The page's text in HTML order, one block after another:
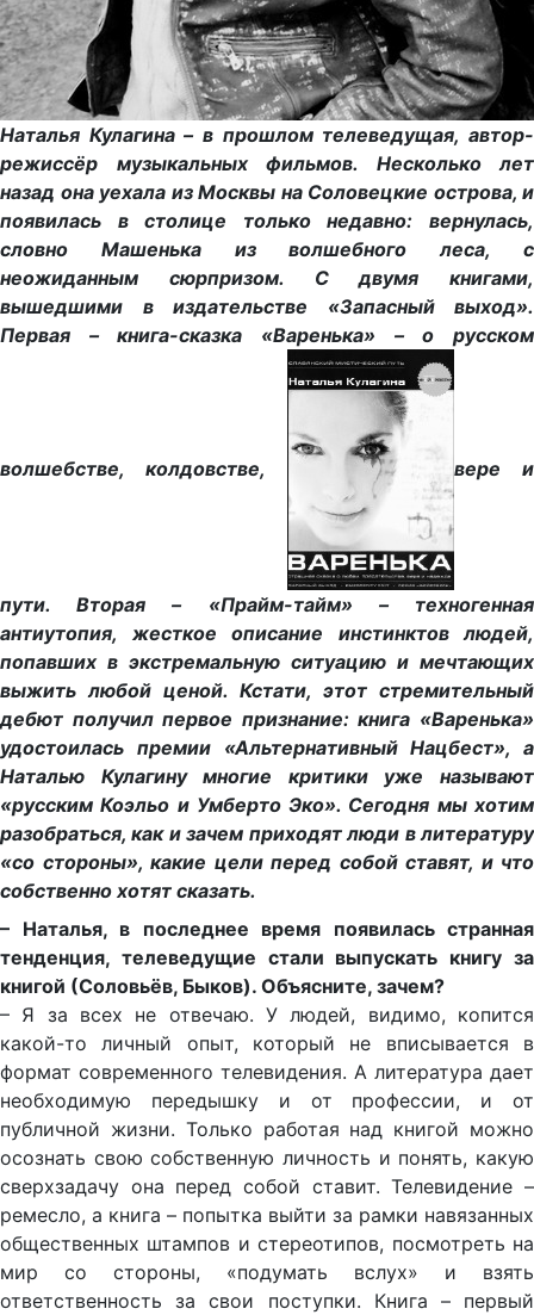
Наталья Кулагина – в прошлом телеведущая, автор-
режиссёр музыкальных фильмов. Несколько лет
назад она уехала из Москвы на Соловецкие острова, и
появилась в столице только недавно: вернулась,
словно Машенька из волшебного леса, с
неожиданным сюрпризом. С двумя книгами,
вышедшими в издательстве «Запасный выход».
Первая – книга-сказка «Варенька» – о русском
волшебстве, колдовстве, вере и
пути. Вторая – «Прайм-тайм» – техногенная
антиутопия, жесткое описание инстинктов людей,
попавших в экстремальную ситуацию и мечтающих
выжить любой ценой. Кстати, этот стремительный
дебют получил первое признание: книга «Варенька»
удостоилась премии «Альтернативный Нацбест», а
Наталью Кулагину многие критики уже называют
«русским Коэльо и Умберто Эко». Сегодня мы хотим
разобраться, как и зачем приходят люди в литературу
«со стороны», какие цели перед собой ставят, и что
собственно хотят сказать.
– Наталья, в последнее время появилась странная
тенденция, телеведущие стали выпускать книгу за
книгой (Соловьёв, Быков). Объясните, зачем?
– Я за всех не отвечаю. У людей, видимо, копится
какой-то личный опыт, который не вписывается в
формат современного телевидения. А литература дает
необходимую передышку и от профессии, и от
публичной жизни. Только работая над книгой можно
осознать свою собственную личность и понять, какую
сверхзадачу она перед собой ставит. Телевидение –
ремесло, а книга – попытка выйти за рамки навязанных
общественных штампов и стереотипов, посмотреть на
мир со стороны, «подумать вслух» и взять
ответственность за свои поступки. Книга – первый